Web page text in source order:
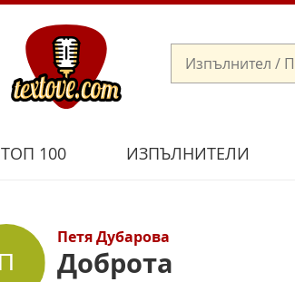
ТОП 100 ИЗПЪЛНИТЕЛИ
Петя Дубарова
Доброта